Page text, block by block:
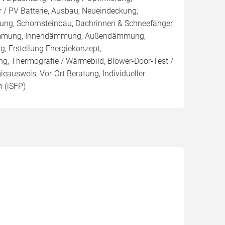
PV Batterie, Ausbau, Neueindeckung,
Schornsteinbau, Dachrinnen & Schneefänger,
Innendämmung, Außendämmung,
Erstellung Energiekonzept,
Thermografie / Wärmebild, Blower-Door-Test /
Vor-Ort Beratung, Individueller
(iSFP)